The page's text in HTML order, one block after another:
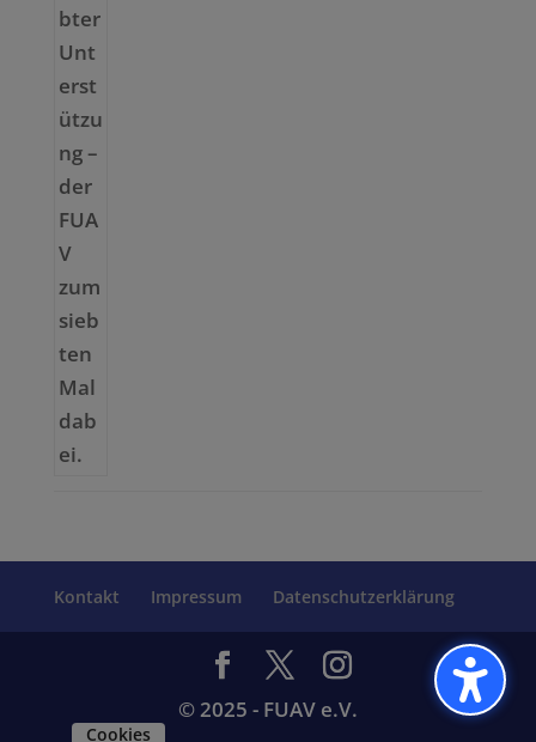
Kontakt Impressum Datenschutzerklärung
© 2025 - FUAV e.V.
Cookies